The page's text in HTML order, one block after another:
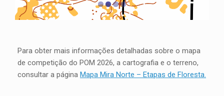
Para obter mais informações detalhadas sobre o mapa
de competição do POM 2026, a cartografia e o terreno,
consultar a página Mapa Mira Norte – Etapas de Floresta.